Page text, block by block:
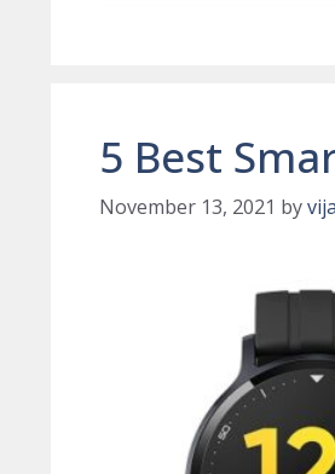
5 Best
November 13, 2021 by